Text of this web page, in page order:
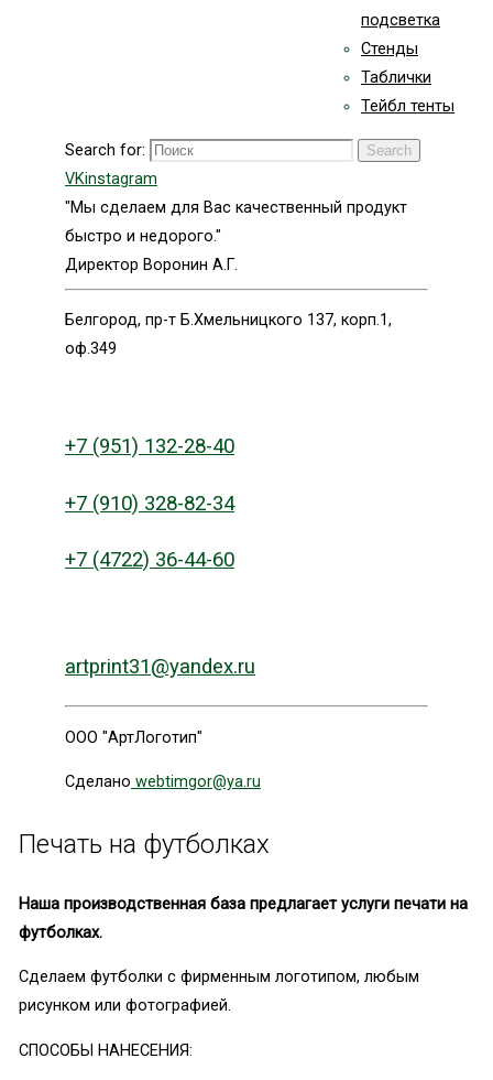
подсветка
Стенды
Таблички
Тейбл тенты
Search for: Search
VKinstagram
"Мы сделаем для Вас качественный продукт
быстро и недорого."
Директор Воронин А.Г.
Белгород, пр-т Б.Хмельницкого 137, корп.1,
оф.349
+7 (951) 132-28-40
+7 (910) 328-82-34
+7 (4722) 36-44-60
artprint31@yandex.ru
ООО "АртЛоготип"
Сделано webtimgor@ya.ru
Печать на футболках
Наша производственная база предлагает услуги печати на
футболках.
Сделаем футболки с фирменным логотипом, любым
рисунком или фотографией.
СПОСОБЫ НАНЕСЕНИЯ: